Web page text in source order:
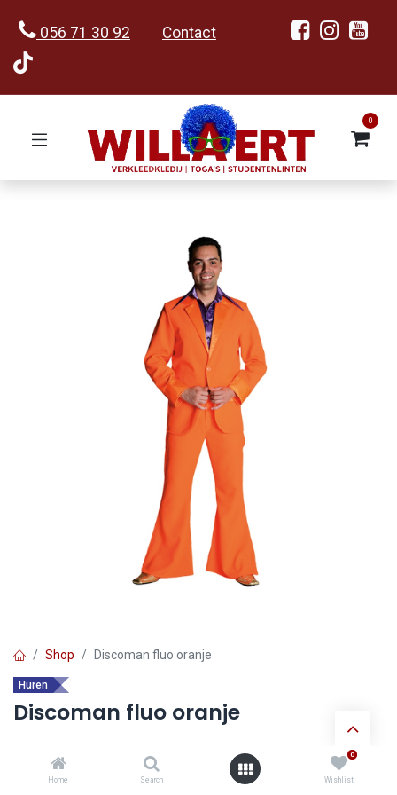
Home Search
0
Wishlist
056 71 30 92 Contact
0
Shop Discoman fluo oranje
Huren
Discoman fluo oranje
Ontdek de voordelen van huur verkleedkledij